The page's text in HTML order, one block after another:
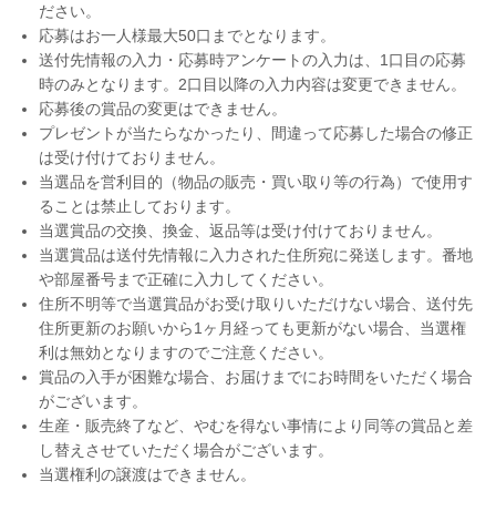
ださい。
応募はお一人様最大50口までとなります。
送付先情報の入力・応募時アンケートの入力は、1口目の応募
時のみとなります。2口目以降の入力内容は変更できません。
応募後の賞品の変更はできません。
プレゼントが当たらなかったり、間違って応募した場合の修正
は受け付けておりません。
当選品を営利目的（物品の販売・買い取り等の行為）で使用す
ることは禁止しております。
当選賞品の交換、換金、返品等は受け付けておりません。
当選賞品は送付先情報に入力された住所宛に発送します。番地
や部屋番号まで正確に入力してください。
住所不明等で当選賞品がお受け取りいただけない場合、送付先
住所更新のお願いから1ヶ月経っても更新がない場合、当選権
利は無効となりますのでご注意ください。
賞品の入手が困難な場合、お届けまでにお時間をいただく場合
がございます。
生産・販売終了など、やむを得ない事情により同等の賞品と差
し替えさせていただく場合がございます。
当選権利の譲渡はできません。